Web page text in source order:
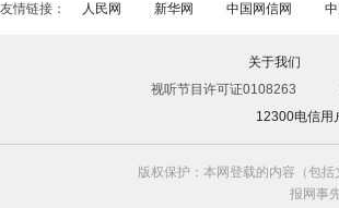
友情链接： 人民网 新华网 中国网信网
关于我们
视听节目许可证0108263
12300电信用
版权保护：本网登载的内容（包
报网事